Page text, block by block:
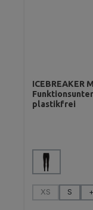
ICEBREAKER
plastikfrei
Farbe
Größe
XS
(Diese Option
S +